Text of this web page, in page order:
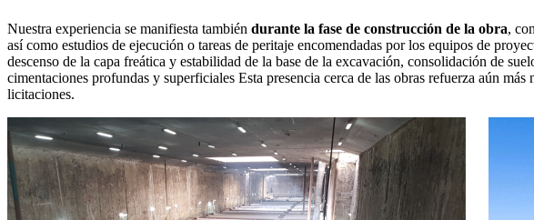
Nuestra experiencia se manifiesta también durante la fase de construcción de la obra,
así como estudios de ejecución o tareas de peritaje encomendadas por los equipos de
descenso de la capa freática y estabilidad de la base de la excavación, consolidación de
cimentaciones profundas y superficiales Esta presencia cerca de las obras refuerza aún
licitaciones.